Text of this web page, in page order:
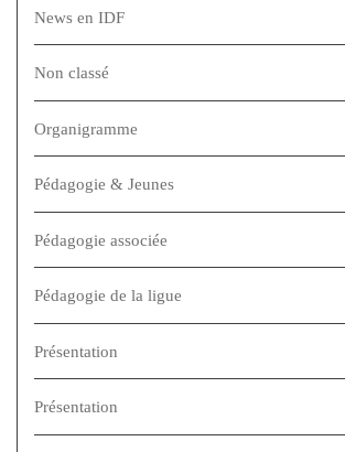
News en IDF
Non classé
Organigramme
Pédagogie & Jeunes
Pédagogie associée
Pédagogie de la ligue
Présentation
Présentation